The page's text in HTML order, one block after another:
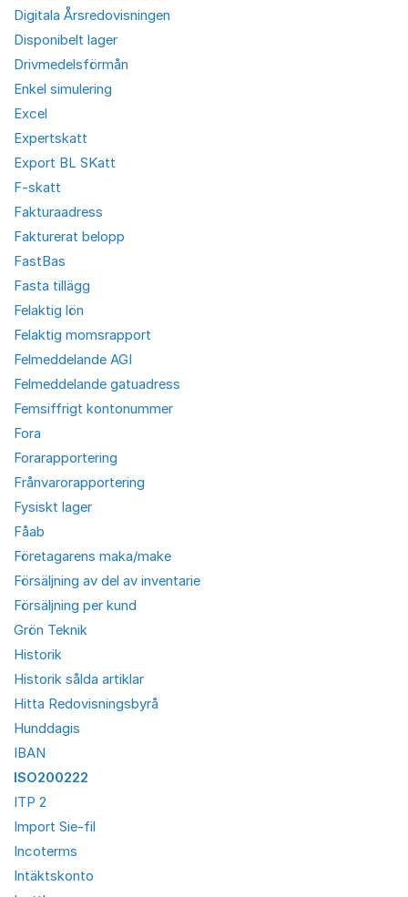
Digitala Årsredovisningen
Disponibelt lager
Drivmedelsförmån
Enkel simulering
Excel
Expertskatt
Export BL SKatt
F-skatt
Fakturaadress
Fakturerat belopp
FastBas
Fasta tillägg
Felaktig lön
Felaktig momsrapport
Felmeddelande AGI
Felmeddelande gatuadress
Femsiffrigt kontonummer
Fora
Forarapportering
Frånvarorapportering
Fysiskt lager
Fåab
Företagarens maka/make
Försäljning av del av inventarie
Försäljning per kund
Grön Teknik
Historik
Historik sålda artiklar
Hitta Redovisningsbyrå
Hunddagis
IBAN
ISO200222
ITP 2
Import Sie-fil
Incoterms
Intäktskonto